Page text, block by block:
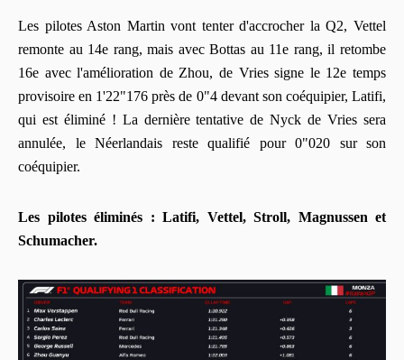
Les pilotes Aston Martin vont tenter d'accrocher la Q2, Vettel
remonte au 14e rang, mais avec Bottas au 11e rang, il retombe
16e avec l'amélioration de Zhou, de Vries signe le 12e temps
provisoire en 1'22"176 près de 0"4 devant son coéquipier, Latifi,
qui est éliminé ! La dernière tentative de Nyck de Vries sera
annulée, le Néerlandais reste qualifié pour 0"020 sur son
coéquipier.
Les pilotes éliminés : Latifi, Vettel, Stroll, Magnussen et
Schumacher.